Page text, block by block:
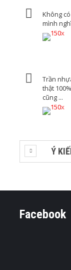
Không
mình
Trần
thật
cũng ...
Ý
Facebook